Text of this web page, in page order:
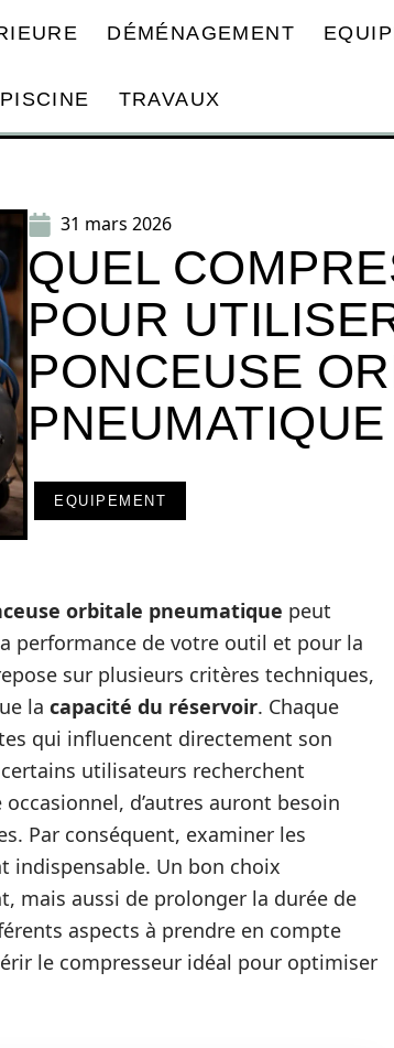
DÉMÉNAGEMENT
PISCINE TRAVAUX
31 mars 2026
QUEL
POUR
PONCEUSE
EQUIPEMENT
orbitale pneumatique peut
performance de votre outil et pour la
sur plusieurs critères techniques,
la capacité du réservoir. Chaque
qui influencent directement son
utilisateurs recherchent
d’autres auront besoin
Par conséquent, examiner les
indispensable. Un bon choix
mais aussi de prolonger la durée de
aspects à prendre en compte
le compresseur idéal pour optimiser